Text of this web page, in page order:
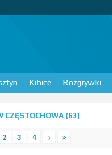
Kibice Rozgrywki
CZĘSTOCHOWA (63)
2 3 4